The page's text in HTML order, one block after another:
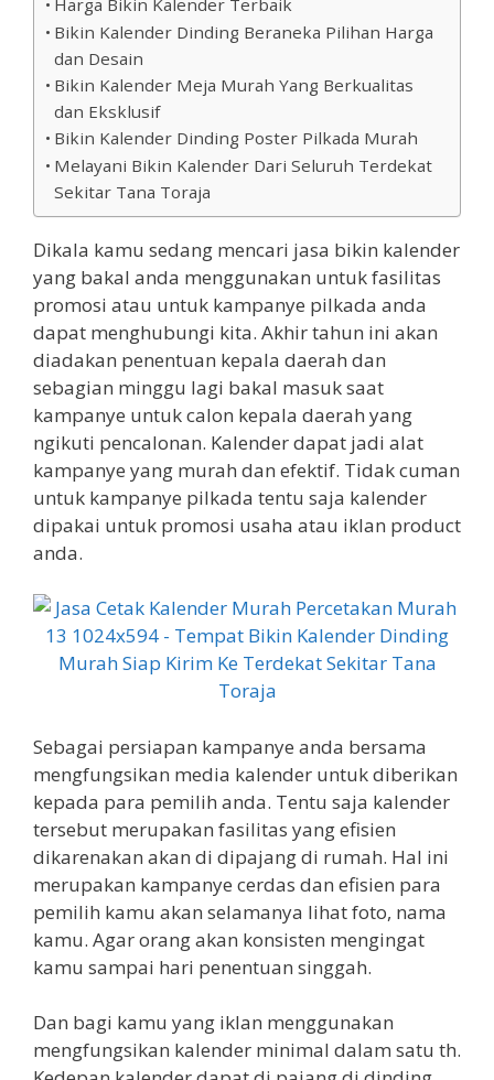
Bikin Kalender Dinding Beraneka Pilihan Harga
dan Desain
Bikin Kalender Meja Murah Yang Berkualitas
dan Eksklusif
Bikin Kalender Dinding Poster Pilkada Murah
Melayani Bikin Kalender Dari Seluruh Terdekat
Sekitar Tana Toraja
Dikala kamu sedang mencari jasa bikin kalender
yang bakal anda menggunakan untuk fasilitas
promosi atau untuk kampanye pilkada anda
dapat menghubungi kita. Akhir tahun ini akan
diadakan penentuan kepala daerah dan
sebagian minggu lagi bakal masuk saat
kampanye untuk calon kepala daerah yang
ngikuti pencalonan. Kalender dapat jadi alat
kampanye yang murah dan efektif. Tidak cuman
untuk kampanye pilkada tentu saja kalender
dipakai untuk promosi usaha atau iklan product
anda.
Sebagai persiapan kampanye anda bersama
mengfungsikan media kalender untuk diberikan
kepada para pemilih anda. Tentu saja kalender
tersebut merupakan fasilitas yang efisien
dikarenakan akan di dipajang di rumah. Hal ini
merupakan kampanye cerdas dan efisien para
pemilih kamu akan selamanya lihat foto, nama
kamu. Agar orang akan konsisten mengingat
kamu sampai hari penentuan singgah.
Dan bagi kamu yang iklan menggunakan
mengfungsikan kalender minimal dalam satu th.